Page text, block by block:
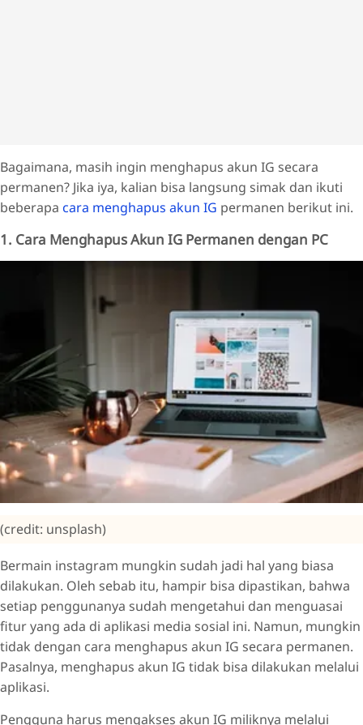
Bagaimana, masih ingin menghapus akun IG secara
permanen? Jika iya, kalian bisa langsung simak dan ikuti
beberapa cara menghapus akun IG permanen berikut ini.
1. Cara Menghapus Akun IG Permanen dengan PC
(credit: unsplash)
Bermain instagram mungkin sudah jadi hal yang biasa
dilakukan. Oleh sebab itu, hampir bisa dipastikan, bahwa
setiap penggunanya sudah mengetahui dan menguasai
fitur yang ada di aplikasi media sosial ini. Namun, mungkin
tidak dengan cara menghapus akun IG secara permanen.
Pasalnya, menghapus akun IG tidak bisa dilakukan melalui
aplikasi.
Pengguna harus mengakses akun IG miliknya melalui